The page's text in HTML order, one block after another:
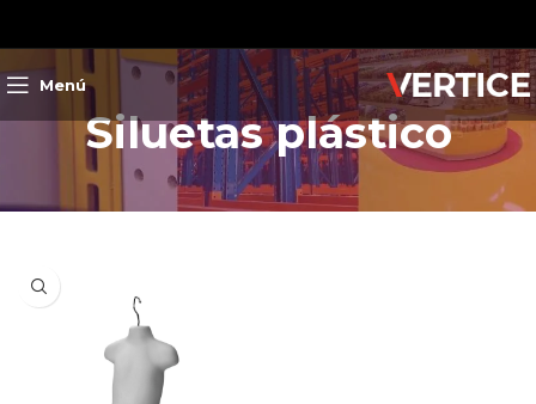
Menú
Siluetas plástico